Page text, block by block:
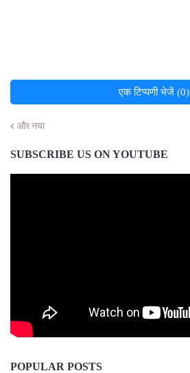
एक टिप्पणी भेजें (0)
और नया
SUBSCRIBE US ON YOUTUBE
POPULAR POSTS